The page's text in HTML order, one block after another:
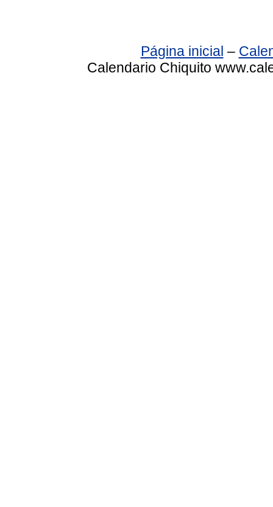
Página inicial –
Calendario Chiquito